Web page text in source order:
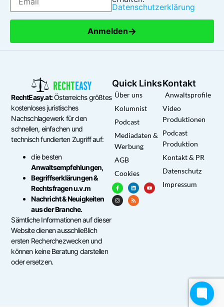
Datenschutzerklärung
Anmelden→
RechtEasy.at:Österreichs größtes
kostenloses juristisches
Nachschlagewerk für den
schnellen, einfachen und
technisch fundierten Zugriff auf:
die besten
Anwaltsempfehlungen,
Begriffserklärungen &
Rechtsfragen u.v.m
Nachricht & Neuigkeiten
aus der Branche.
Sämtliche Informationen auf dieser
Website dienen ausschließlich
ersten Recherchezwecken und
können keine Beratung darstellen
oder ersetzen.
Quick Links
Über uns
Kolumnist
Podcast
Mediadaten &
Werbung
AGB
Cookies
Kontakt
Anwaltsprofile
Video
Produktionen
Podcast
Produktion
Kontakt & PR
Datenschutz
Impressum